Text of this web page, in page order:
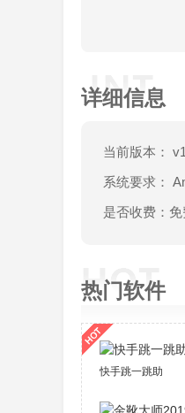
详细信息
当前版本：
系统要求：
是否收费：免
热门软件
快手跳一跳助手安